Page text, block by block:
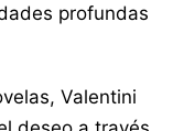
profundas
Valentini